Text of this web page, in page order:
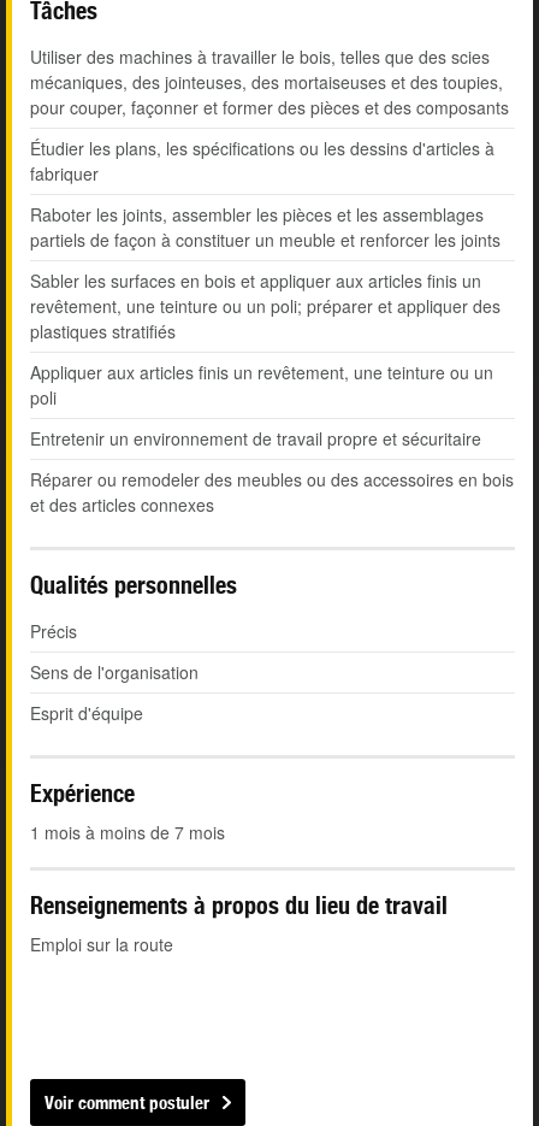
Tâches
Utiliser des machines à travailler le bois, telles que des scies
mécaniques, des jointeuses, des mortaiseuses et des toupies,
pour couper, façonner et former des pièces et des composants
Étudier les plans, les spécifications ou les dessins d'articles à
fabriquer
Raboter les joints, assembler les pièces et les assemblages
partiels de façon à constituer un meuble et renforcer les joints
Sabler les surfaces en bois et appliquer aux articles finis un
revêtement, une teinture ou un poli; préparer et appliquer des
plastiques stratifiés
Appliquer aux articles finis un revêtement, une teinture ou un
poli
Entretenir un environnement de travail propre et sécuritaire
Réparer ou remodeler des meubles ou des accessoires en bois
et des articles connexes
Qualités personnelles
Précis
Sens de l'organisation
Esprit d'équipe
Expérience
1 mois à moins de 7 mois
Renseignements à propos du lieu de travail
Emploi sur la route
Voir comment postuler